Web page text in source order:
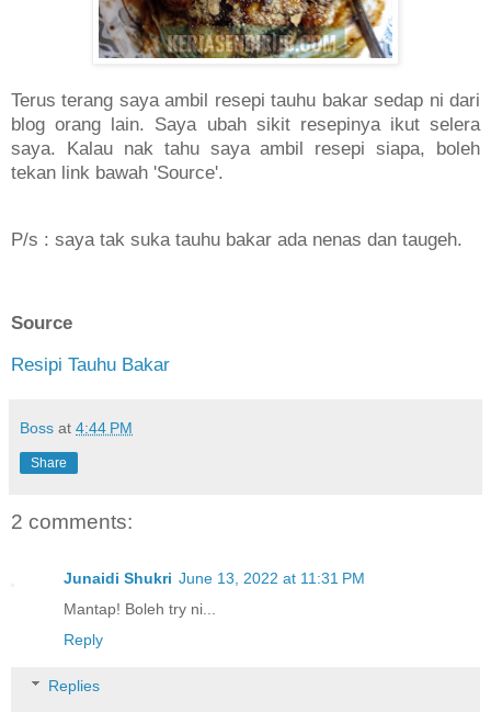
Terus terang saya ambil resepi tauhu bakar sedap ni dari
blog orang lain. Saya ubah sikit resepinya ikut selera
saya.
Kalau nak tahu saya ambil resepi siapa, boleh
tekan link bawah 'Source'.
P/s : saya tak suka tauhu bakar ada nenas dan taugeh.
Source
Resipi Tauhu Bakar
Boss at 4:44 PM
Share
2 comments:
Junaidi Shukri June 13, 2022 at 11:31 PM
Mantap! Boleh try ni...
Reply
Replies